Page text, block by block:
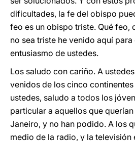
dificultades, la fe del obispo
feo es un obispo triste. Qué feo,
no sea triste he venido aquí
entusiasmo de ustedes.
Los saludo con cariño. A
venidos de los cinco continentes
ustedes, saludo a todos los
particular a aquellos que
Janeiro, y no han podido. A los
medio de la radio, y la televisión